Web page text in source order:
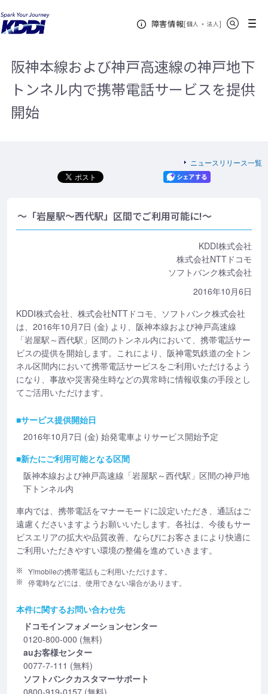
障害情報[個人 ・ 法人新規ウィンドウ
]
メニュー
KDDIホーム
本線および神戸高速線の神戸地下トンネル内で携帯電話サービスを提供開始
阪神本線および神戸高速線の神戸地下
トンネル内で携帯電話サービスを提供
開始
ニュースリリース一覧
～「岩屋駅～西代駅」区間でご利用可能に!～
KDDI株式会社
株式会社NTTドコモ
ソフトバンク株式会社
2016年10月6日
KDDI株式会社、株式会社NTTドコモ、ソフトバンク株式会社
は、2016年10月7日 (金) より、阪神本線および神戸高速線
「岩屋駅～西代駅」区間のトンネル内において、携帯電話サー
ビスの提供を開始します。これにより、阪神電気鉄道の全トン
ネル区間内において携帯電話サービスをご利用いただけるよう
になり、事故や災害発生時などの異常時に情報収集の手段とし
てご活用いただけます。
■サービス提供開始日
2016年10月7日 (金) 始発電車よりサービス開始予定
■新たにご利用可能となる区間
阪神本線および神戸高速線「岩屋駅～西代駅」区間の神戸地
下トンネル内
車内では、携帯電話をマナーモードに設定いただき、通話はご
遠慮くださいますようお願いいたします。各社は、今後もサー
ビスエリアの拡大や品質改善、ならびにお客さまにより快適に
ご利用いただきやすい環境の整備を進めていきます。
Y!mobileの携帯電話もご利用いただけます。
停電時などには、使用できない場合があります。
本件に関するお問い合わせ先
ドコモインフォメーションセンター
0120-800-000 (無料)
auお客様センター
0077-7-111 (無料)
ソフトバンクカスタマーサポート
0800-919-0157 (無料)